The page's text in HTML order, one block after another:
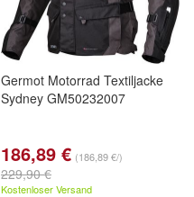
Germot Motorrad Textiljacke
Sydney GM50232007
186,89 € (186,89 €/)
229,90 €
Kostenloser Versand